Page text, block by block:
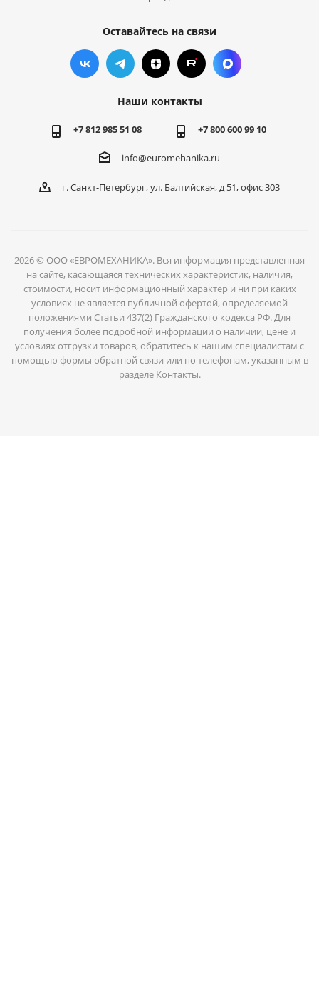
Оставайтесь на связи
Наши контакты
+7 812 985 51 08 +7 800 600 99 10
info@euromehanika.ru
г. Санкт-Петербург, ул. Балтийская, д 51, офис 303
2026 © ООО «ЕВРОМЕХАНИКА». Вся информация представленная
на сайте, касающаяся технических характеристик, наличия,
стоимости, носит информационный характер и ни при каких
условиях не является публичной офертой, определяемой
положениями Статьи 437(2) Гражданского кодекса РФ. Для
получения более подробной информации о наличии, цене и
условиях отгрузки товаров, обратитесь к нашим специалистам с
помощью формы обратной связи или по телефонам, указанным в
разделе Контакты.